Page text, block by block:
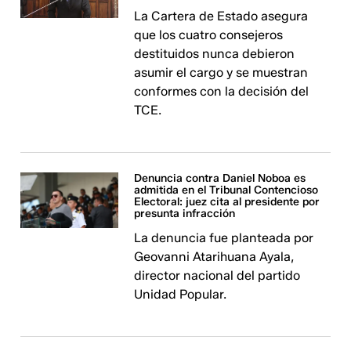
La Cartera de Estado asegura
que los cuatro consejeros
destituidos nunca debieron
asumir el cargo y se muestran
conformes con la decisión del
TCE.
Denuncia contra Daniel Noboa es
admitida en el Tribunal Contencioso
Electoral: juez cita al presidente por
presunta infracción
La denuncia fue planteada por
Geovanni Atarihuana Ayala,
director nacional del partido
Unidad Popular.